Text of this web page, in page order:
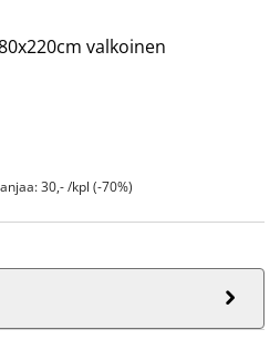
valkoinen
30,- /kpl (-70%)
